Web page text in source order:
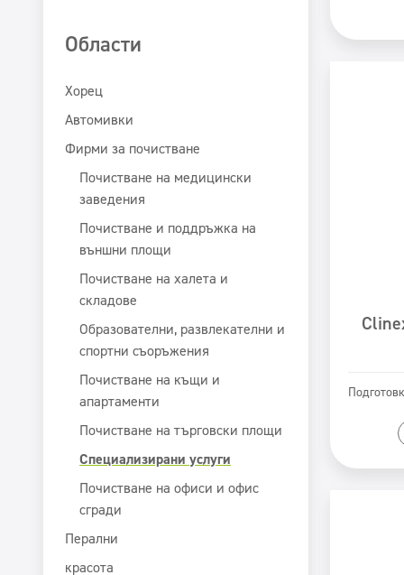
Области
Хорец
Автомивки
Фирми за почистване
Почистване на медицински
заведения
Почистване и поддръжка на
външни площи
Почистване на халета и
складове
Образователни, развлекателни и
спортни съоръжения
Почистване на къщи и
апартаменти
Почистване на търговски площи
Специализирани услуги
Почистване на офиси и офис
сгради
Перални
красота